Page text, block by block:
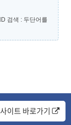
검색 : 두단어를
이트 바로가기